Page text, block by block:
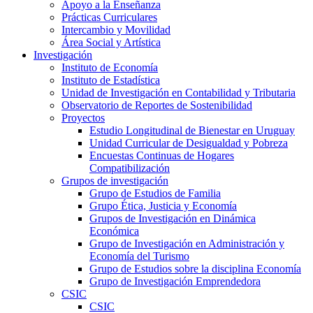
Apoyo a la Enseñanza
Prácticas Curriculares
Intercambio y Movilidad
Área Social y Artística
Investigación
Instituto de Economía
Instituto de Estadística
Unidad de Investigación en Contabilidad y Tributaria
Observatorio de Reportes de Sostenibilidad
Proyectos
Estudio Longitudinal de Bienestar en Uruguay
Unidad Curricular de Desigualdad y Pobreza
Encuestas Continuas de Hogares
Compatibilización
Grupos de investigación
Grupo de Estudios de Familia
Grupo Ética, Justicia y Economía
Grupos de Investigación en Dinámica
Económica
Grupo de Investigación en Administración y
Economía del Turismo
Grupo de Estudios sobre la disciplina Economía
Grupo de Investigación Emprendedora
CSIC
CSIC